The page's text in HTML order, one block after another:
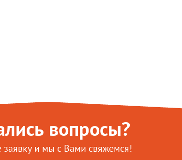
вопросы?
заявку и мы с Вами свяжемся!